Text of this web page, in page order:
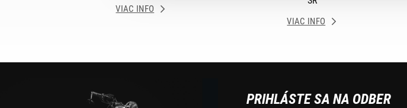
VIAC INFO
VIAC INFO
PRIHLÁSTE SA NA ODBER